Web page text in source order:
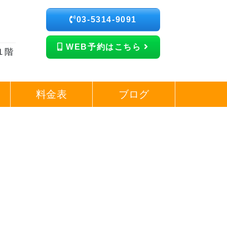
階
03-5314-9091
WEB予約はこちら
料金表 ブログ